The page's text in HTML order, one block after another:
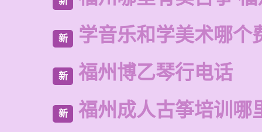
新 学音乐和学美术哪个
新 福州博乙琴行电话
新 福州成人古筝培训哪